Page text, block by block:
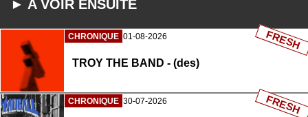
► A VOIR ENSUITE
CHRONIQUE 01-08-2026
TROY THE BAND - (des)
FRESH
CHRONIQUE 30-07-2026 FRESH